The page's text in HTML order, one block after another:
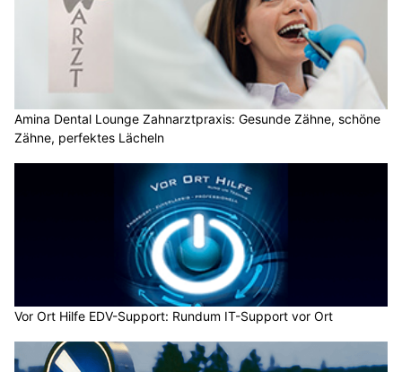
Amina Dental Lounge Zahnarztpraxis: Gesunde Zähne, schöne
Zähne, perfektes Lächeln
Vor Ort Hilfe EDV-Support: Rundum IT-Support vor Ort